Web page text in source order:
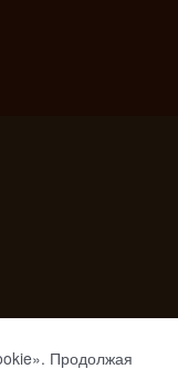
Продолжая